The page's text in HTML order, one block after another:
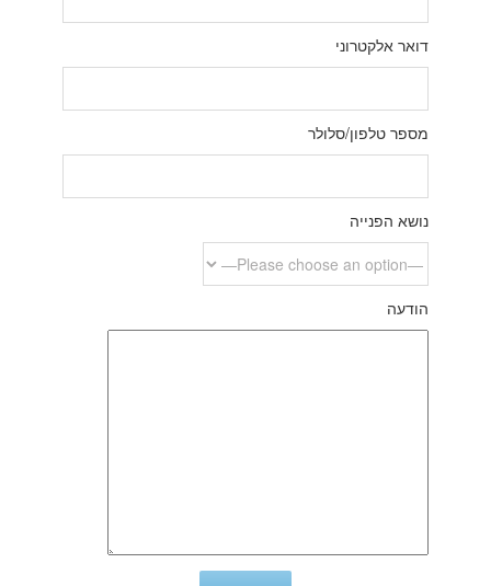
דואר אלקטרוני
מספר טלפון/סלולר
נושא הפנייה
הודעה